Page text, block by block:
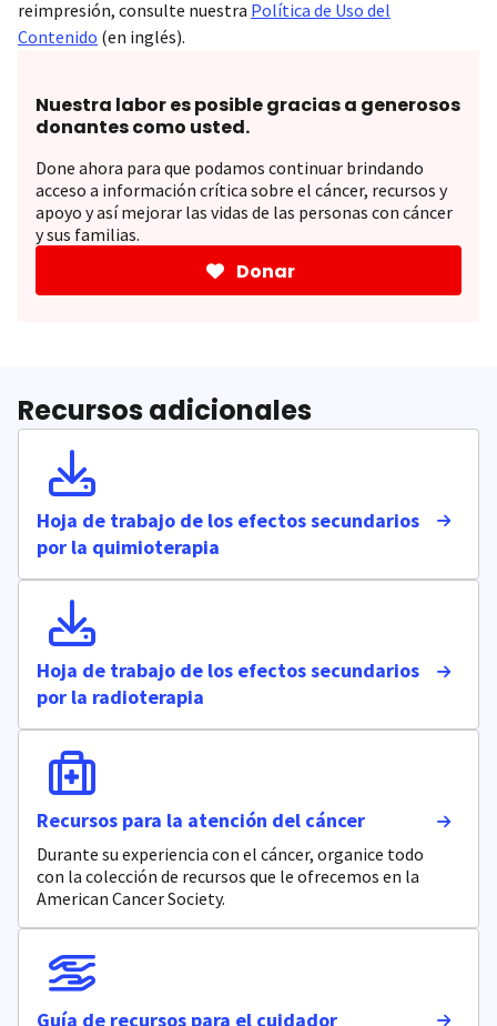
reimpresión, consulte nuestra Política de Uso del
Contenido (en inglés).
Nuestra labor es posible gracias a generosos
donantes como usted.
Done ahora para que podamos continuar brindando
acceso a información crítica sobre el cáncer, recursos y
apoyo y así mejorar las vidas de las personas con cáncer
y sus familias.
Donar
Recursos adicionales
Hoja de trabajo de los efectos secundarios
por la quimioterapia
Hoja de trabajo de los efectos secundarios
por la radioterapia
Recursos para la atención del cáncer
Durante su experiencia con el cáncer, organice todo
con la colección de recursos que le ofrecemos en la
American Cancer Society.
Guía de recursos para el cuidador